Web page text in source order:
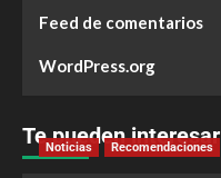
Feed de comentarios
WordPress.org
Te pueden interesar
Noticias Recomendaciones